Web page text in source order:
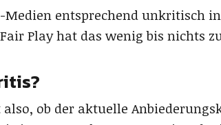
entsprechend unkritisch
Play hat das wenig bis nichts
also, ob der aktuelle